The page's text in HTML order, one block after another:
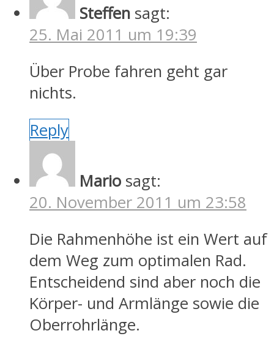
Steffen sagt:
25. Mai 2011 um 19:39
Über Probe fahren geht gar
nichts.
Reply
Mario sagt:
20. November 2011 um 23:58
Die Rahmenhöhe ist ein Wert auf
dem Weg zum optimalen Rad.
Entscheidend sind aber noch die
Körper- und Armlänge sowie die
Oberrohrlänge.